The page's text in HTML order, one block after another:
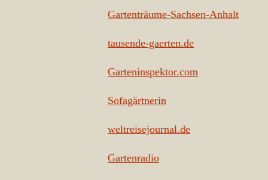
Gartenträume-Sachsen-Anhalt
tausende-gaerten.de
Garteninspektor.com
Sofagärtnerin
weltreisejournal.de
Gartenradio